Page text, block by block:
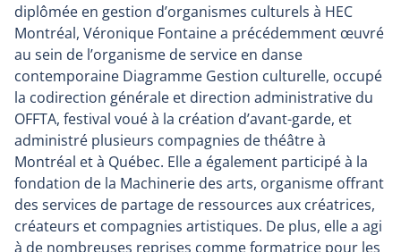
diplômée en gestion d’organismes culturels à HEC
Montréal, Véronique Fontaine a précédemment œuvré
au sein de l’organisme de service en danse
contemporaine Diagramme Gestion culturelle, occupé
la codirection générale et direction administrative du
OFFTA, festival voué à la création d’avant-garde, et
administré plusieurs compagnies de théâtre à
Montréal et à Québec. Elle a également participé à la
fondation de la Machinerie des arts, organisme offrant
des services de partage de ressources aux créatrices,
créateurs et compagnies artistiques. De plus, elle a agi
à de nombreuses reprises comme formatrice pour les